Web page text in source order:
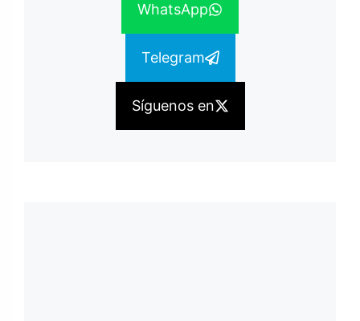
WhatsApp
Telegram
Síguenos en